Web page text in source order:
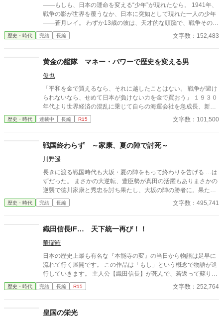
――もしも、日本の運命を変える“少年”が現れたなら。 1941年、
戦争の影が世界を覆うなか、日本に突如として現れた一人の少年
――蒼月レイ。 わずか13歳の彼は、天才的な頭脳で、戦争そのも
のを再設計し、歴史を変え、英米独ソをも巻き込みながら、日本
を敗戦の未来から救い出す。 だがその歩みは、同時に多くの敵を
界一の帝国へと昇りつめた日本の物語。 希望と混乱の20世紀を超
え、未来に語り継がれる“蒼き伝説”が、いま始まる。 ※アルファ
ポリス限定投稿
歴史・時代 完結 長編 文字数：152,483
黄金の艦隊 マネー・パワーで歴史を変える男
俊也
「平和を金で買えるなら、それに越したことはない。 戦争が避け
られないなら、せめて日本が負けない力を金で買おう」 １９３０
年代より世界経済の混乱に乗じて自らの海運会社を急成長、新興
財閥を立ち上げた男の、重課金架空戦記！？？ 姉妹作 「零戦戦
歴史・時代 連載中 長編 R15 文字数：101,500
戦国終わらず ～家康、夏の陣で討死～
川野遥
長きに渡る戦国時代も大坂・夏の陣をもって終わりを告げる …は
ずだった。 まさかの大逆転、豊臣勢が真田の活躍もありまさかの
逆襲で徳川家康と秀忠を討ち果たし、大坂の陣の勝者に。果たし
て彼らは新たな秩序を作ることができるのか？ 敗北した徳川勢も
何とか巻き返しを図ろうとするが、徳川に臣従したはずの大名達
主がまさかの活躍？ 参考情報一切なし、全てゼロから切り開く戦
プ＋とカクヨムにも掲載しています。
歴史・時代 完結 長編 文字数：495,741
織田信長IF… 天下統一再び！！
華瑠羅
日本の歴史上最も有名な『本能寺の変』の当日から物語は足早に
流れて行く展開です。 この作品は「もし」という概念で物語が進
行していきます。 主人公【織田信長】が死んで、若返って蘇り再
び活躍するという作品です。 ※この物語はフィクションです。
歴史・時代 完結 長編 R15 文字数：252,764
皇国の栄光